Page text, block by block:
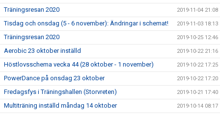
Träningsresan 2020 2019-11-04 21:08
Tisdag och onsdag (5 - 6 november): Ändringar i schemat! 2019-11-03 18:13
Träningsresan 2020 2019-10-25 12:46
Aerobic 23 oktober inställd 2019-10-22 21:16
Höstlovsschema vecka 44 (28 oktober - 1 november) 2019-10-22 17:25
PowerDance på onsdag 23 oktober 2019-10-22 17:20
Fredagsfys i Träningshallen (Storvreten) 2019-10-21 17:40
Multiträning inställd måndag 14 oktober 2019-10-14 08:17